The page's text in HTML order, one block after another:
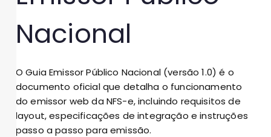
Nacional
O Guia Emissor Público Nacional (versão 1.0) é o
documento oficial que detalha o funcionamento
do emissor web da NFS-e, incluindo requisitos de
layout, especificações de integração e instruções
passo a passo para emissão.